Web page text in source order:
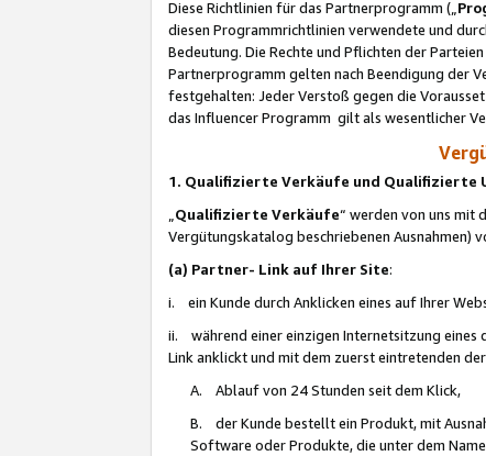
Diese Richtlinien für das Partnerprogramm („
diesen Programmrichtlinien verwendete und
Bedeutung. Die Rechte und Pflichten der
Partnerprogramm gelten nach Beendigung der
festgehalten: Jeder Verstoß gegen die
das Influencer Programm gilt als wesentlicher
1. Qualifizierte Verkäufe und Qualifizierte
Qualifizierte Verkäufe“ werden von uns mit
Vergütungskatalog beschriebenen Ausnahmen)
(a) Partner- Link auf Ihrer Site:
i. ein Kunde durch Anklicken eines auf Ihrer
ii. während einer einzigen Internetsitzung eines
Link anklickt und mit dem zuerst eintretenden
A. Ablauf von 24 Stunden seit dem Klick,
B. der Kunde bestellt ein Produkt, mit
Software oder Produkte, die unter dem